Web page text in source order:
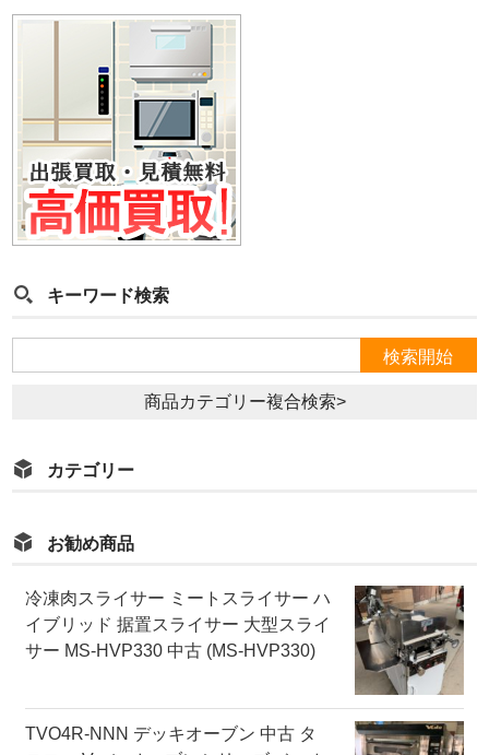
キーワード検索
商品カテゴリー複合検索>
カテゴリー
お勧め商品
冷凍肉スライサー ミートスライサー ハ
イブリッド 据置スライサー 大型スライ
サー MS-HVP330 中古 (MS-HVP330)
TVO4R-NNN デッキオーブン 中古 タ